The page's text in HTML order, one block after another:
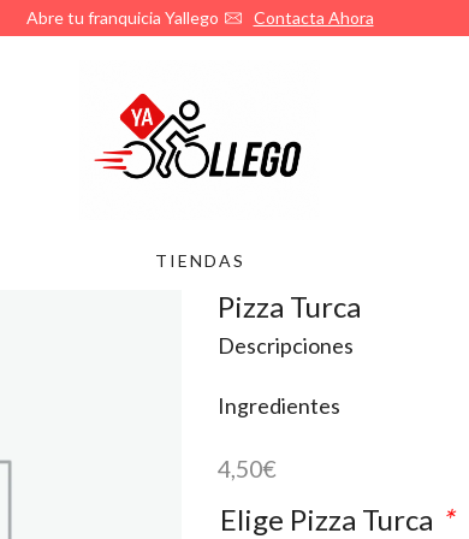
¿Quieres abrir tu franquicia de Yallego? Llámanos
TIENDAS
Pizza Turca
Descripciones
Ingredientes
4,50€
Elige Pizza Turca *